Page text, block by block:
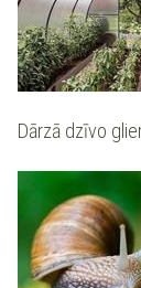
Dārzā dzīvo